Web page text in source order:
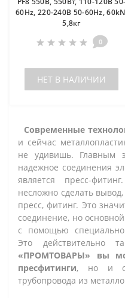
60Hz, 220-240В 50-60Hz,
5,8кг
0
НЕТ В НАЛИЧИИ
Современные
и сейчас
не удивишь. Главным
надежное соединения
является пресс-
несложно сделать
пресс, фитинг. Это
соединение, но
с помощью
Это действительно
«ПРОМТОВАРЫ» вы
пресфитинги, но и
трубопровода из